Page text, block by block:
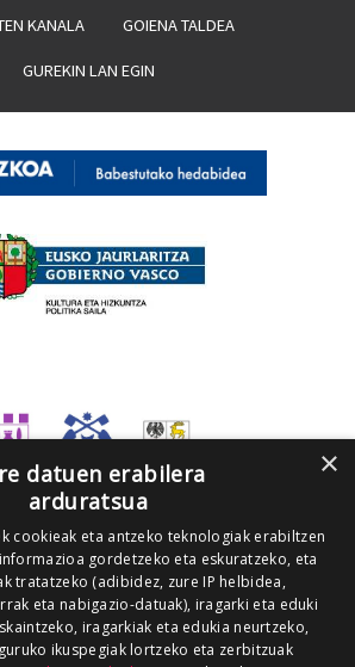
KANALA GOIENA TALDEA
GUREKIN LAN EGIN
×
datuen erabilera
arduratsua
cookieak eta antzeko teknologiak erabiltzen
gordetzeko eta eskuratzeko, eta
tratatzeko (adibidez, zure IP helbidea,
eta nabigazio-datuak), iragarki eta eduki
iragarkiak eta edukia neurtzeko,
ikuspegiak lortzeko eta zerbitzuak